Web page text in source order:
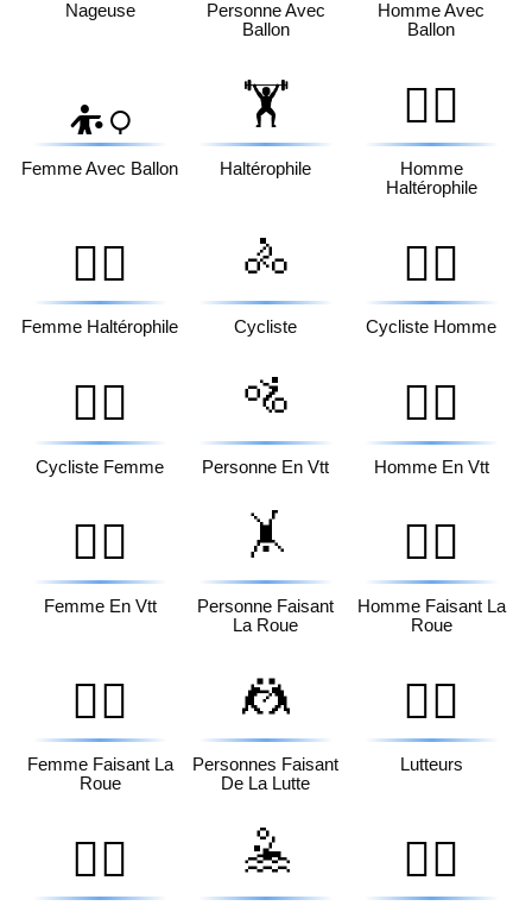
Nageuse
Personne Avec
Ballon
Homme Avec
Ballon
⛹️‍♀️
Femme Avec Ballon
🏋️
Haltérophile
🏋️‍♂️
Homme
Haltérophile
🏋️‍♀️
Femme Haltérophile
🚴
Cycliste
🚴‍♂️
Cycliste Homme
🚴‍♀️
Cycliste Femme
🚵
Personne En Vtt
🚵‍♂️
Homme En Vtt
🚵‍♀️
Femme En Vtt
🤸
Personne Faisant
La Roue
🤸‍♂️
Homme Faisant La
Roue
🤸‍♀️
Femme Faisant La
Roue
🤼
Personnes Faisant
De La Lutte
🤼‍♂️
Lutteurs
🤼‍♀️ 🤽 🤽‍♂️